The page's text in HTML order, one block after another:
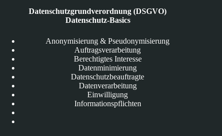
Datenschutzgrundverordnung (DSGVO)
Datenschutz-Basics
Anonymisierung & Pseudonymisierung
Auftragsverarbeitung
Berechtigtes Interesse
Datenminimierung
Datenschutzbeauftragte
Datenverarbeitung
Einwilligung
Informationspflichten